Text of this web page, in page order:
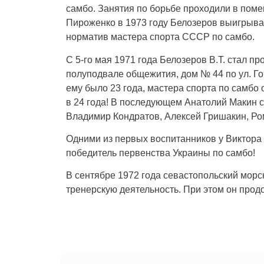
самбо. Занятия по борьбе проходили в
Пироженко в 1973 году Белозеров
норматив мастера спорта СССР по самбо.
С 5-го мая 1971 года Белозеров В.Т. стал
полуподвале общежития, дом № 44 по ул.
ему было 23 года, мастера спорта по
в 24 года! В последующем Анатолий Макин
Владимир Кондратов, Алексей Гришакин,
Одними из первых воспитанников у
победитель первенства Украины по самбо!
В сентябре 1972 года севастопольский
тренерскую деятельность. При этом он